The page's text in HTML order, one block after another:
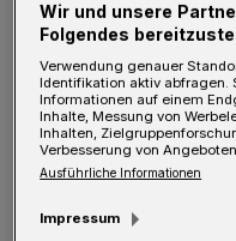
A ls
Wuppertal
Behinderung,
Unterstützerinnen
der Wuppertaler
Behinderung seit
Wir und unsere
Folgendes
Verwendung genauer
Identifikation aktiv abfragen.
Informationen auf einem
Inhalte, Messung von
Inhalten,
Verbesserung von
Ausführliche Informationen
Impressum